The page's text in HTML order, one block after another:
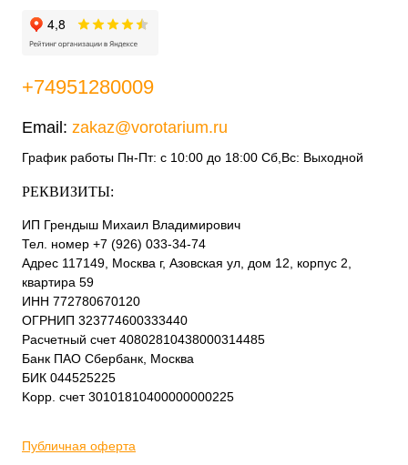
+74951280009
Email: zakaz@vorotarium.ru
График работы Пн-Пт: с 10:00 до 18:00 Сб,Вс: Выходной
РЕКВИЗИТЫ:
ИП Грендыш Михаил Владимирович
Тел. номер +7 (926) 033-34-74
Адрес 117149, Москва г, Азовская ул, дом 12, корпус 2,
квартира 59
ИНН 772780670120
ОГРНИП 323774600333440
Расчетный счет 40802810438000314485
Банк ПАО Сбербанк, Москва
БИК 044525225
Kорр. счет 30101810400000000225
Публичная оферта